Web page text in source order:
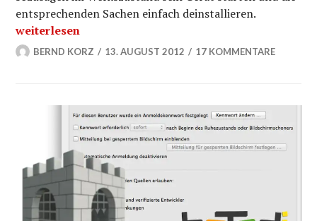
entsprechenden Sachen einfach deinstallieren.
JellyBean abgesicherter Modus starten – Kleiner
weiterlesen
BERND KORZ 13. AUGUST 2012 17 KOMMENTARE